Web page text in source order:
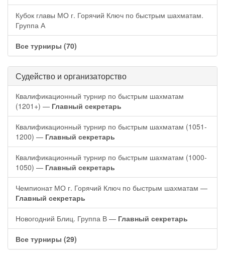
Кубок главы МО г. Горячий Ключ по быстрым шахматам.
Группа А
Все турниры (70)
Судейство и организаторство
Квалификационный турнир по быстрым шахматам
(1201+) — Главный секретарь
Квалификационный турнир по быстрым шахматам (1051-
1200) — Главный секретарь
Квалификационный турнир по быстрым шахматам (1000-
1050) — Главный секретарь
Чемпионат МО г. Горячий Ключ по быстрым шахматам —
Главный секретарь
Новогодний Блиц. Группа В — Главный секретарь
Все турниры (29)